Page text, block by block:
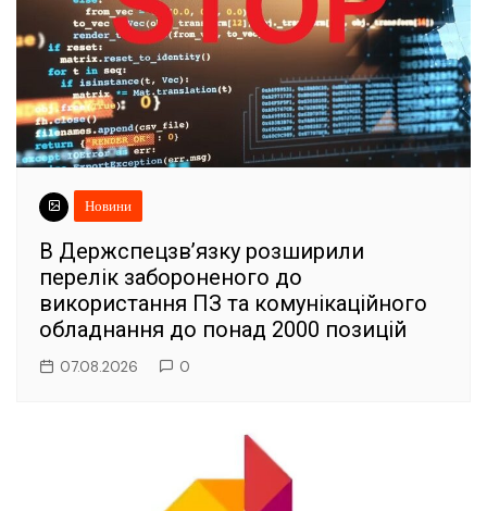
Новини
В Держспецзв’язку розширили
перелік забороненого до
використання ПЗ та комунікаційного
обладнання до понад 2000 позицій
07.08.2026 0